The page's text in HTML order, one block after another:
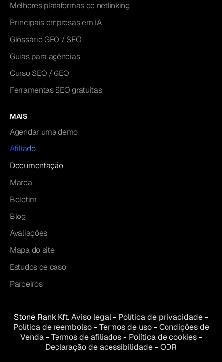
Melhores plataformas de netlinking
Principais empresas em IA
Glossário GEO / SEO
Guias para agências
Curso SEO / GEO
Ferramentas SEO gratuitas
MAIS
Agendar uma demo
Afiliado
Documentação
Marca
Boletim
Blog
Avaliações
Mapa do site
Estudos de caso
Parceiros
Stone Rank Kft.Aviso legal- Política de privacidade-
Política de reembolso- Termos de uso- Condições de
Venda- Termos de afiliados- Política de cookies-
Declaração de acessibilidade- ODR